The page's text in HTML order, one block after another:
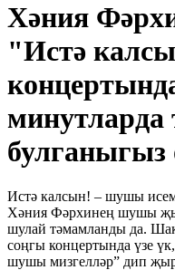
Хәния
"Истә
булганыгыз
Истә калсын! – шушы
Хәния Фәрхинең шушы
шулай тәмамланды да.
соңгы концертында үзе
шушы мизгелләр” дип